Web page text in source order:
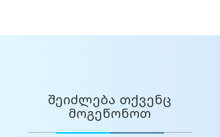
შეიძლება თქვენც
მოგეწონოთ